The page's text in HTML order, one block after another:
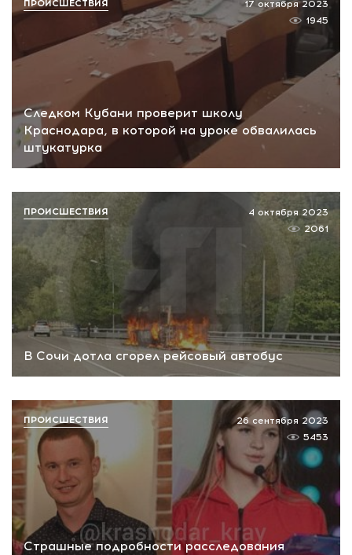
Следком Кубани проверит школу
Краснодара, в которой на уроке обвалилась
штукатурка
17 октября 2023
1945
ПРОИСШЕСТВИЯ
В Сочи дотла сгорел рейсовый автобус
4 октября 2023
2061
ПРОИСШЕСТВИЯ
Страшные подробности расследования
26 сентября 2023
5453
ПРОИСШЕСТВИЯ